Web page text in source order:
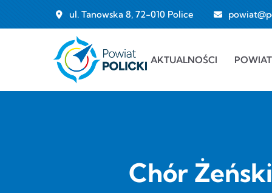
Przejdź do treści
ul. Tanowska 8, 72-010 Police
AKTUALNOŚCI POWIAT
Chór